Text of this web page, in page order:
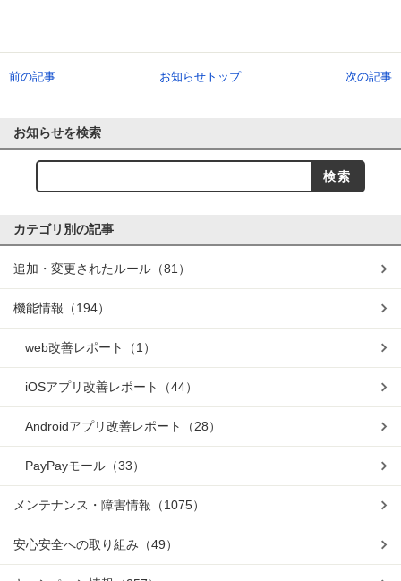
前の記事 お知らせトップ 次の記事
お知らせを検索
カテゴリ別の記事
追加・変更されたルール （81）
機能情報 （194）
web改善レポート （1）
iOSアプリ改善レポート （44）
Androidアプリ改善レポート （28）
PayPayモール （33）
メンテナンス・障害情報 （1075）
安心安全への取り組み （49）